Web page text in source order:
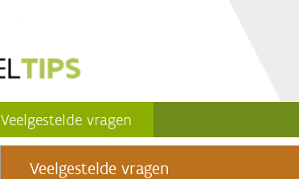
Veelgestelde vragen
Veelgestelde vragen